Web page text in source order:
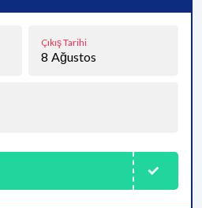
Çıkış Tarihi
8 Ağustos